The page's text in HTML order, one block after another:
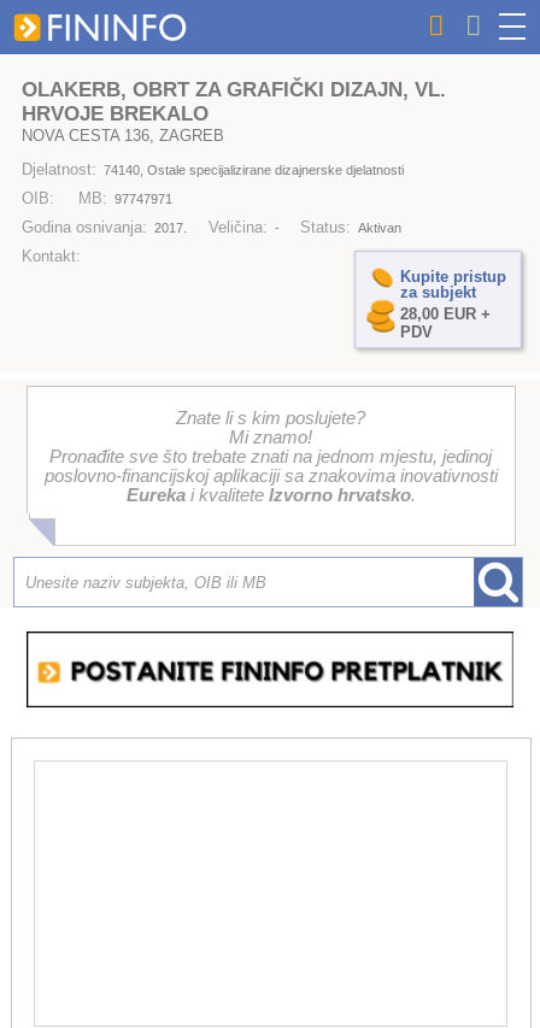
OLAKERB, OBRT ZA GRAFIČKI DIZAJN, VL.
HRVOJE BREKALO
NOVA CESTA 136, ZAGREB
Djelatnost: 74140, Ostale specijalizirane dizajnerske djelatnosti
OIB: MB: 97747971
Godina osnivanja: 2017. Veličina: - Status: Aktivan
Kontakt:
Kupite pristup
za subjekt
28,00 EUR +
PDV
Znate li s kim poslujete?
Mi znamo!
Pronađite sve što trebate znati na jednom mjestu, jedinoj
poslovno-financijskoj aplikaciji sa znakovima inovativnosti
Eurekai kvalitete Izvorno hrvatsko.